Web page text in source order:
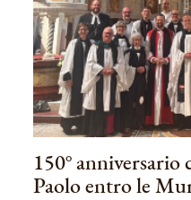
150° anniversario
Paolo entro le